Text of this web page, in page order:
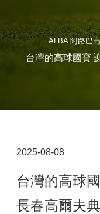
ALBA 阿路巴
台灣的高球國寶
2025-08-08
台灣的高球
長春高爾夫